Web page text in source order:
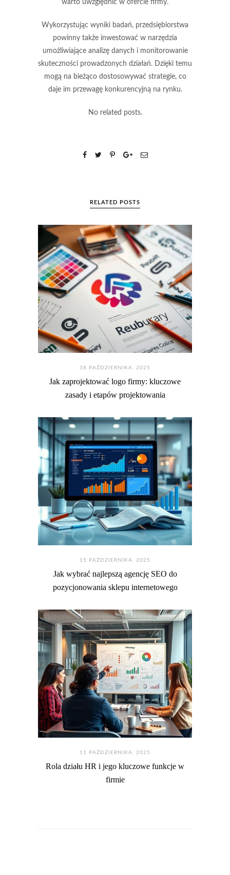
warto uwzględnić w ofercie firmy.
Wykorzystując wyniki badań, przedsiębiorstwa
powinny także inwestować w narzędzia
umożliwiające analizę danych i monitorowanie
skuteczności prowadzonych działań. Dzięki temu
mogą na bieżąco dostosowywać strategie, co
daje im przewagę konkurencyjną na rynku.
No related posts.
RELATED POSTS
18 PAŹDZIERNIKA. 2025
Jak zaprojektować logo firmy: kluczowe
zasady i etapów projektowania
15 PAŹDZIERNIKA. 2025
Jak wybrać najlepszą agencję SEO do
pozycjonowania sklepu internetowego
11 PAŹDZIERNIKA. 2025
Rola działu HR i jego kluczowe funkcje w
firmie